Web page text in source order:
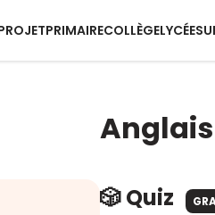
PRIMAIRECOLLÈGELYCÉE
🎲 Quiz